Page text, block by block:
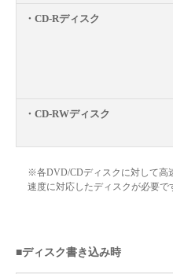
・CD-Rディスク
・CD-RWディスク
※各DVD/CDディスクに対して高
速度に対応したディスクが必要で
■ディスク書き込み時